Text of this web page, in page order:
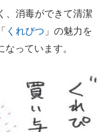
、消毒ができて清潔
くれぴつ 」の魅力を
なっています。